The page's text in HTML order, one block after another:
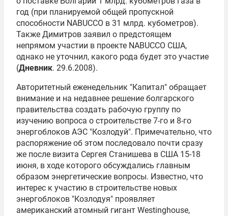
год (при планируемой общей пропускной
способности NABUCCO в 31 млрд. кубометров).
Также Димитров заявил о предстоящем
непрямом участии в проекте NABUCCO США,
однако не уточнил, какого рода будет это участие
(Дневник. 29.6.2008).
Авторитетный еженедельник "Капитал" обращает
внимание и на недавнее решение болгарского
правительства создать рабочую группу по
изучению вопроса о строительстве 7-го и 8-го
энергоблоков АЭС "Козлодуй". Примечательно, что
распоряжение об этом последовало почти сразу
же после визита Сергея Станишева в США 15-18
июня, в ходе которого обсуждались главным
образом энергетические вопросы. Известно, что
интерес к участию в строительстве новых
энергоблоков "Козлодуя" проявляет
американский атомный гигант Westinghouse,